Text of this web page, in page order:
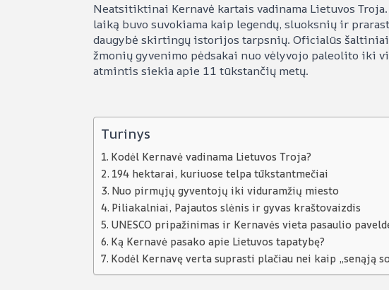
Neatsitiktinai Kernavė kartais vadinama Lietuvos
laiką buvo suvokiama kaip legendų, sluoksnių ir
daugybė skirtingų istorijos tarpsnių. Oficialūs
žmonių gyvenimo pėdsakai nuo vėlyvojo paleolito iki
atmintis siekia apie 11 tūkstančių metų.
Turinys
Kodėl Kernavė vadinama Lietuvos Troja?
194 hektarai, kuriuose telpa tūkstantmečiai
Nuo pirmųjų gyventojų iki viduramžių miesto
Piliakalniai, Pajautos slėnis ir gyvas kraštovaizdis
UNESCO pripažinimas ir Kernavės vieta pasaulio
Ką Kernavė pasako apie Lietuvos tapatybę?
Kodėl Kernavę verta suprasti plačiau nei kaip „senąją